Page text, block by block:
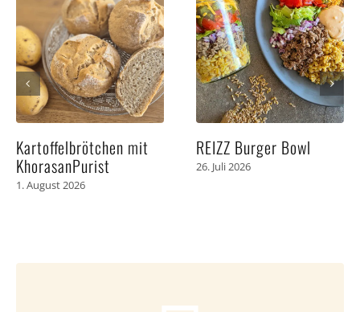
Kartoffelbrötchen mit
KhorasanPurist
1. August 2026
REIZZ Burger Bowl
26. Juli 2026